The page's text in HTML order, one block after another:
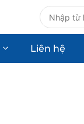
Liên hệ